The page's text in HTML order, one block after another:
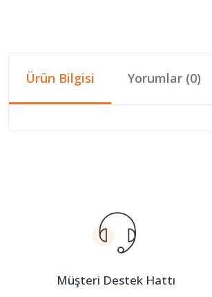
Ürün Bilgisi Yorumlar (0)
Ürün açıklamasında eksik bilgiler bulunuyor.
Ürün bilgilerinde hatalar bulunuyor.
Bu ürüne benzer farklı alternatifler olmalı.
Müşteri Destek Hattı